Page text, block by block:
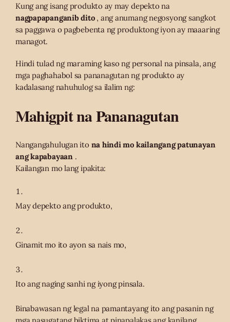
Kung ang isang produkto ay may depekto na
nagpapapanganib dito, ang anumang negosyong sangkot
sa paggawa o pagbebenta ng produktong iyon ay maaaring
managot.
Hindi tulad ng maraming kaso ng personal na pinsala, ang
mga paghahabol sa pananagutan ng produkto ay
kadalasang nahuhulog sa ilalim ng:
Mahigpit na Pananagutan
Nangangahulugan ito na hindi mo kailangang patunayan
ang kapabayaan .
Kailangan mo lang ipakita:
May depekto ang produkto,
Ginamit mo ito ayon sa nais mo,
Ito ang naging sanhi ng iyong pinsala.
Binabawasan ng legal na pamantayang ito ang pasanin ng